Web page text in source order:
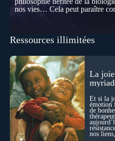
nos vies… Cela peut paraître
se construisent grâce à des
effacements nécessaires
les échelles, la mort apparaît
comme une logique active du
elle transformer notre manière
des ponts avec nos intuitions
l’âme ? Nous en parlons avec
biochimie et spécialiste de la
Ressources illimitées
La
Et si la
émotion
de
nos